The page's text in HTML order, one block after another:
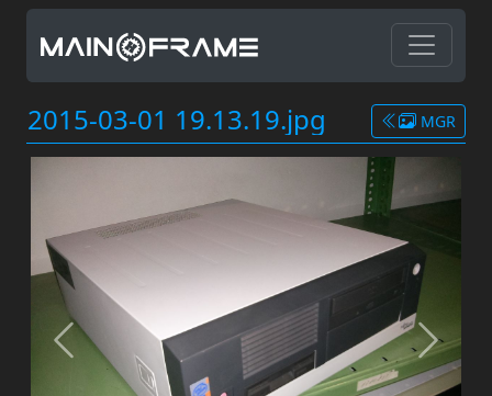
2015-03-01 19.13.19.jpg MGR